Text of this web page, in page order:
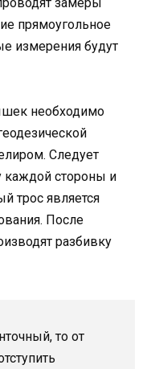
прямоугольное
измерения будут
необходимо
Следует
каждой стороны и
трос является
После
разбивку
то от